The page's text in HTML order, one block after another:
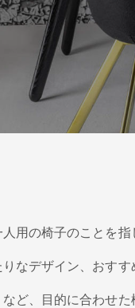
用の椅子のことを
りなデザイン、おす
など、目的に合わせ